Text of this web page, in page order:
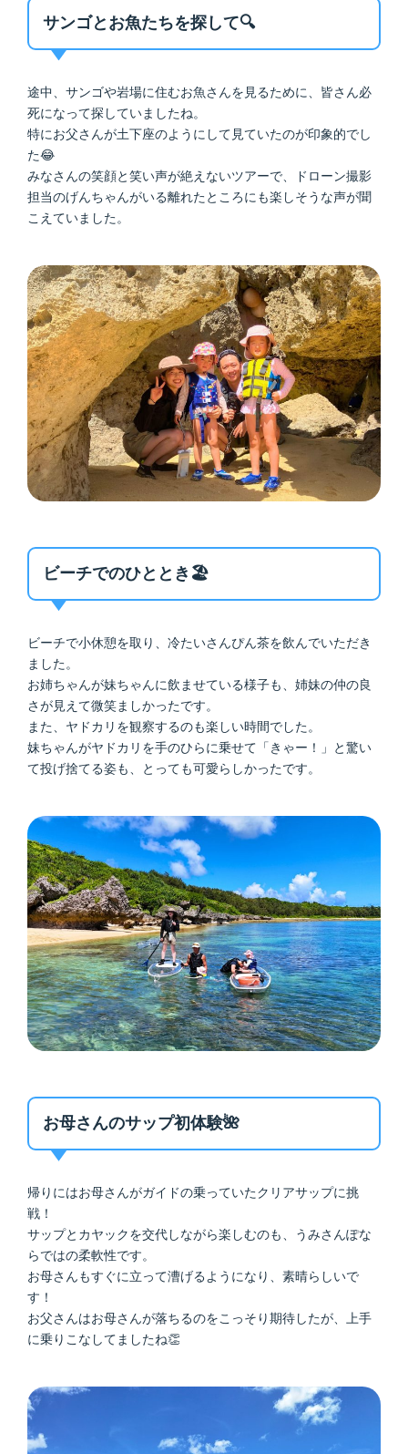
サンゴとお魚たちを探して🔍
途中、サンゴや岩場に住むお魚さんを見るために、皆さん必
死になって探していましたね。
特にお父さんが土下座のようにして見ていたのが印象的でし
た😂
みなさんの笑顔と笑い声が絶えないツアーで、ドローン撮影
担当のげんちゃんがいる離れたところにも楽しそうな声が聞
こえていました。
ビーチでのひととき🏖️
ビーチで小休憩を取り、冷たいさんぴん茶を飲んでいただき
ました。
お姉ちゃんが妹ちゃんに飲ませている様子も、姉妹の仲の良
さが見えて微笑ましかったです。
また、ヤドカリを観察するのも楽しい時間でした。
妹ちゃんがヤドカリを手のひらに乗せて「きゃー！」と驚い
て投げ捨てる姿も、とっても可愛らしかったです。
お母さんのサップ初体験🌺
帰りにはお母さんがガイドの乗っていたクリアサップに挑
戦！
サップとカヤックを交代しながら楽しむのも、うみさんぽな
らではの柔軟性です。
お母さんもすぐに立って漕げるようになり、素晴らしいで
す！
お父さんはお母さんが落ちるのをこっそり期待したが、上手
に乗りこなしてましたね👏